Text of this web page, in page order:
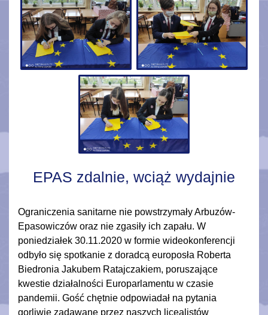
EPAS zdalnie, wciąż wydajnie
Ograniczenia sanitarne nie powstrzymały Arbuzów-
Epasowiczów oraz nie zgasiły ich zapału. W
poniedziałek 30.11.2020 w formie wideokonferencji
odbyło się spotkanie z doradcą europosła Roberta
Biedronia Jakubem Ratajczakiem, poruszające
kwestie działalności Europarlamentu w czasie
pandemii. Gość chętnie odpowiadał na pytania
gorliwie zadawane przez naszych licealistów